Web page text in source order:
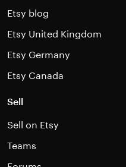
Etsy blog
Etsy United Kingdom
Etsy Germany
Etsy Canada
Sell
Sell on Etsy
Teams